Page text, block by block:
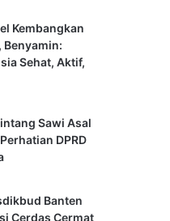
Kembangkan
Benyamin:
Sehat, Aktif,
Sawi Asal
DPRD
Banten
Cerdas Cermat